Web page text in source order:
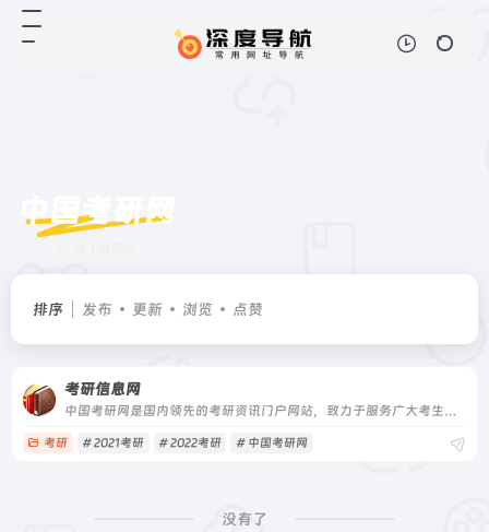
中国考研网
排序 发布 更新 浏览 点赞
考研信息网
中国考研网是国内领先的考研资讯门户网站，致力于服务广大考生，是研究生招生信息的发布平台。网址chinakaoyan.com.
考研 # 2021考研 # 2022考研 # 中国考研网
没有了